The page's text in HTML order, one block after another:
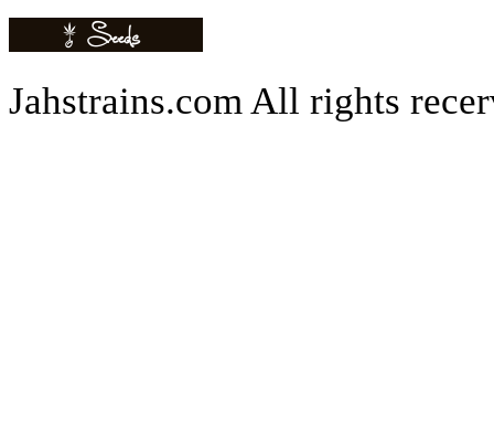
Jahstrains.comAll rights